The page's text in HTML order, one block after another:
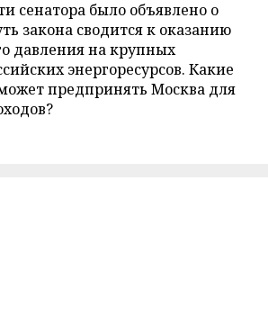
сенатора было объявлено о
закона сводится к оказанию
давления на крупных
энергоресурсов. Какие
предпринять Москва для